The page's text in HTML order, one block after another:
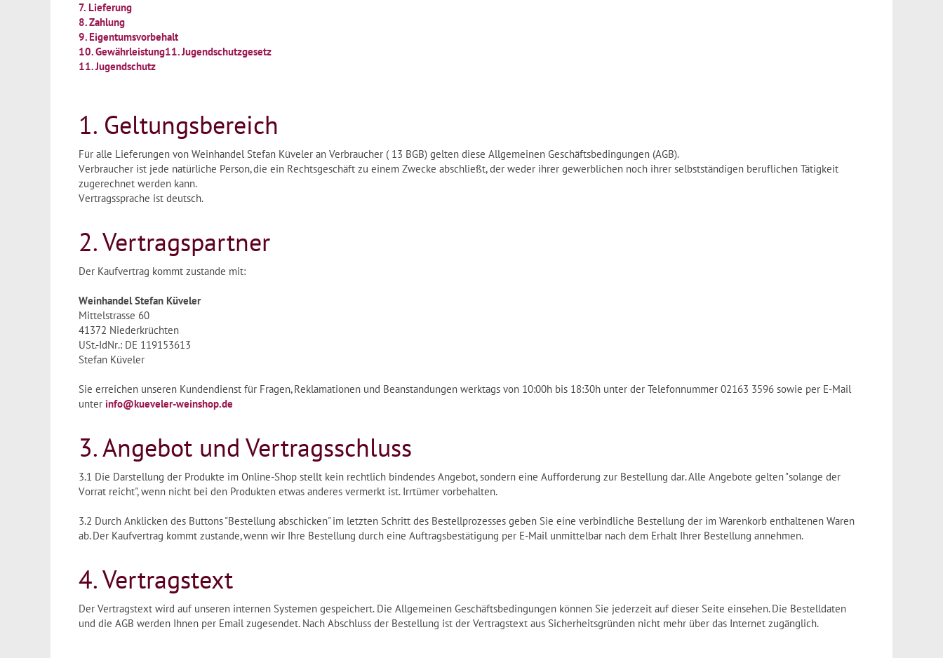
7. Lieferung
8. Zahlung
9. Eigentumsvorbehalt
10. Gewährleistung11. Jugendschutzgesetz
11. Jugendschutz
1. Geltungsbereich
Für alle Lieferungen von Weinhandel Stefan Küveler an Verbraucher ( 13 BGB) gelten diese Allgemeinen Geschäftsbedingungen (AGB).
Verbraucher ist jede natürliche Person, die ein Rechtsgeschäft zu einem Zwecke abschließt, der weder ihrer gewerblichen noch ihrer selbstständigen beruflichen Tätigkeit
zugerechnet werden kann.
Vertragssprache ist deutsch.
2. Vertragspartner
Der Kaufvertrag kommt zustande mit:
Weinhandel Stefan Küveler
Mittelstrasse 60
41372 Niederkrüchten
USt.-IdNr.: DE 119153613
Stefan Küveler
Sie erreichen unseren Kundendienst für Fragen, Reklamationen und Beanstandungen werktags von 10:00h bis 18:30h unter der Telefonnummer 02163 3596 sowie per E-Mail
unter info@kueveler-weinshop.de
3. Angebot und Vertragsschluss
3.1 Die Darstellung der Produkte im Online-Shop stellt kein rechtlich bindendes Angebot, sondern eine Aufforderung zur Bestellung dar. Alle Angebote gelten "solange der
Vorrat reicht", wenn nicht bei den Produkten etwas anderes vermerkt ist. Irrtümer vorbehalten.
3.2 Durch Anklicken des Buttons "Bestellung abschicken" im letzten Schritt des Bestellprozesses geben Sie eine verbindliche Bestellung der im Warenkorb enthaltenen Waren
ab. Der Kaufvertrag kommt zustande, wenn wir Ihre Bestellung durch eine Auftragsbestätigung per E-Mail unmittelbar nach dem Erhalt Ihrer Bestellung annehmen.
4. Vertragstext
Der Vertragstext wird auf unseren internen Systemen gespeichert. Die Allgemeinen Geschäftsbedingungen können Sie jederzeit auf dieser Seite einsehen. Die Bestelldaten
und die AGB werden Ihnen per Email zugesendet. Nach Abschluss der Bestellung ist der Vertragstext aus Sicherheitsgründen nicht mehr über das Internet zugänglich.